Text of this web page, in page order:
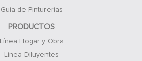
Guía de Pinturerías
PRODUCTOS
Línea Hogar y Obra
Línea Diluyentes